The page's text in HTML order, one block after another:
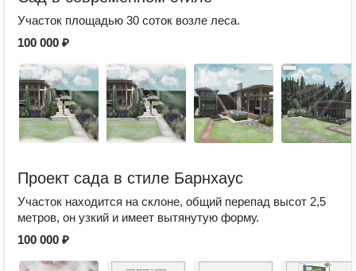
Участок площадью 30 соток возле леса.
100 000 ₽
Проект сада в стиле Барнхаус
Участок находится на склоне, общий перепад высот 2,5
метров, он узкий и имеет вытянутую форму.
100 000 ₽